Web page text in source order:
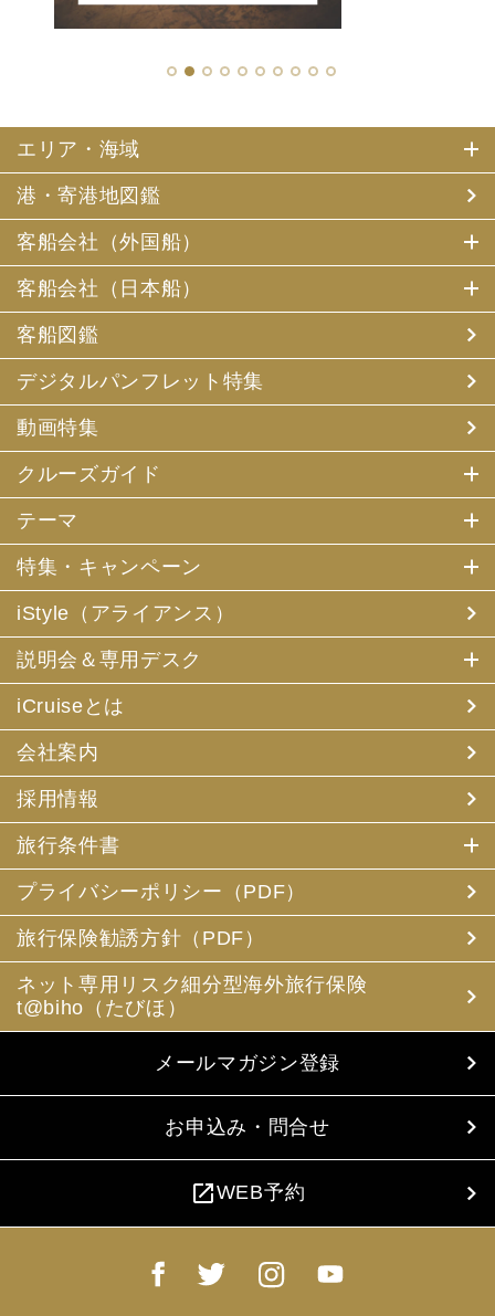
1 2 3 4 5 6 7 8 9 10
エリア・海域
港・寄港地図鑑
客船会社（外国船）
客船会社（日本船）
客船図鑑
デジタルパンフレット特集
動画特集
クルーズガイド
テーマ
特集・キャンペーン
iStyle（アライアンス）
説明会＆専用デスク
iCruiseとは
会社案内
採用情報
旅行条件書
プライバシーポリシー（PDF）
旅行保険勧誘方針（PDF）
ネット専用リスク細分型海外旅行保険
t@biho（たびほ）
メールマガジン登録
お申込み・問合せ
open_in_newWEB予約